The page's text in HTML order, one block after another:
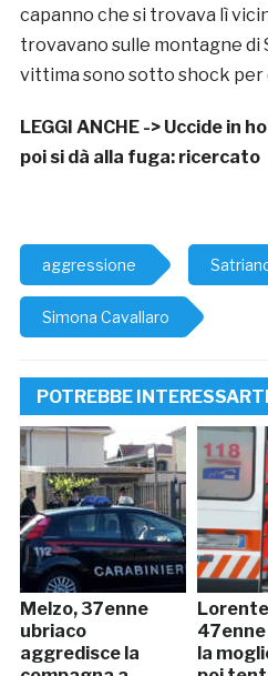
capanno che si trovava lì
trovavano sulle montagne di
vittima sono sotto shock per
LEGGI ANCHE -> Uccide in
poi si dà alla fuga: ricercato
aggressione
Simona Cavallaro
POTREBBE
Melzo, 37enne
ubriaco
aggredisce la
la